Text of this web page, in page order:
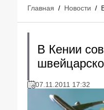
Главная / Новости /
В Кении
07.11.2011 17:32